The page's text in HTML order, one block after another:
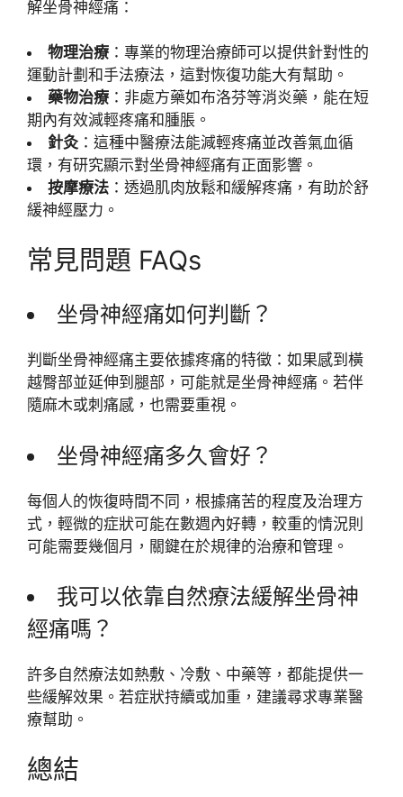
解坐骨神經痛：
物理治療：專業的物理治療師可以提供針對性的
運動計劃和手法療法，這對恢復功能大有幫助。
藥物治療：非處方藥如布洛芬等消炎藥，能在短
期內有效減輕疼痛和腫脹。
針灸 ：這種中醫療法能減輕疼痛並改善氣血循
環，有研究顯示對坐骨神經痛有正面影響。
按摩療法 ：透過肌肉放鬆和緩解疼痛，有助於舒
緩神經壓力。
常見問題 FAQs
坐骨神經痛如何判斷？
判斷坐骨神經痛主要依據疼痛的特徵：如果感到橫
越臀部並延伸到腿部，可能就是坐骨神經痛。若伴
隨麻木或刺痛感，也需要重視。
坐骨神經痛多久會好？
每個人的恢復時間不同，根據痛苦的程度及治理方
式，輕微的症狀可能在數週內好轉，較重的情況則
可能需要幾個月，關鍵在於規律的治療和管理。
我可以依靠自然療法緩解坐骨神
經痛嗎？
許多自然療法如熱敷、冷敷、中藥等，都能提供一
些緩解效果。若症狀持續或加重，建議尋求專業醫
療幫助。
總結